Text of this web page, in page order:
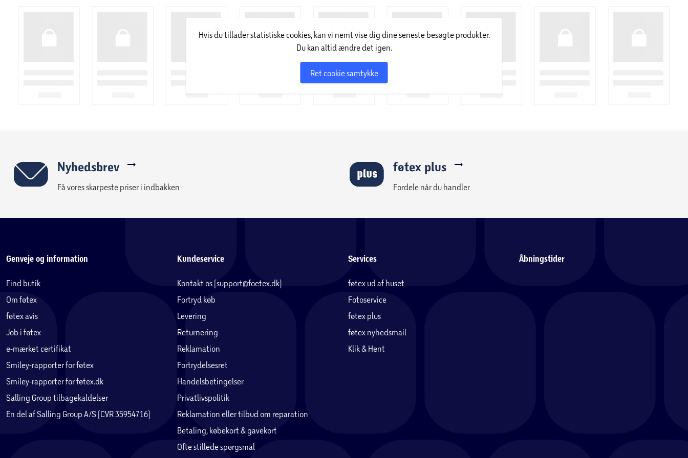
Hvis du tillader statistiske cookies, kan vi nemt vise dig dine seneste besøgte produkter.
Du kan altid ændre det igen.
Ret cookie samtykke
Nyhedsbrev
Få vores skarpeste priser i indbakken
føtex plus
Fordele når du handler
Genveje og information
Find butik
Om føtex
føtex avis
Job i føtex
e-mærket certifikat
Smiley-rapporter for føtex
Smiley-rapporter for føtex.dk
Salling Group tilbagekaldelser
En del af Salling Group A/S (CVR 35954716)
Kundeservice
Kontakt os (support@foetex.dk)
Fortryd køb
Levering
Returnering
Reklamation
Fortrydelsesret
Handelsbetingelser
Privatlivspolitik
Reklamation eller tilbud om reparation
Betaling, købekort & gavekort
Ofte stillede spørgsmål
Services
føtex ud af huset
Fotoservice
føtex plus
føtex nyhedsmail
Klik & Hent
Åbningstider